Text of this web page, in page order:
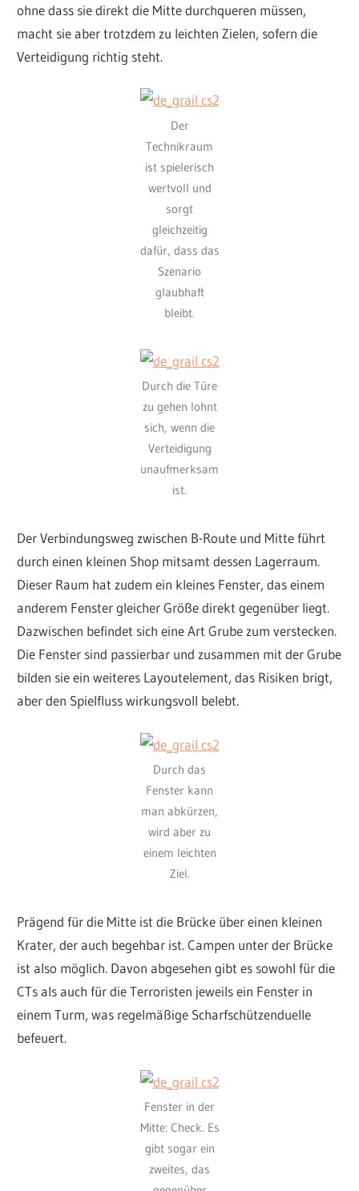
ohne dass sie direkt die Mitte durchqueren müssen,
macht sie aber trotzdem zu leichten Zielen, sofern die
Verteidigung richtig steht.
Der
Technikraum
ist spielerisch
wertvoll und
sorgt
gleichzeitig
dafür, dass das
Szenario
glaubhaft
bleibt.
Durch die Türe
zu gehen lohnt
sich, wenn die
Verteidigung
unaufmerksam
ist.
Der Verbindungsweg zwischen B-Route und Mitte führt
durch einen kleinen Shop mitsamt dessen Lagerraum.
Dieser Raum hat zudem ein kleines Fenster, das einem
anderem Fenster gleicher Größe direkt gegenüber liegt.
Dazwischen befindet sich eine Art Grube zum verstecken.
Die Fenster sind passierbar und zusammen mit der Grube
bilden sie ein weiteres Layoutelement, das Risiken brigt,
aber den Spielfluss wirkungsvoll belebt.
Durch das
Fenster kann
man abkürzen,
wird aber zu
einem leichten
Ziel.
Prägend für die Mitte ist die Brücke über einen kleinen
Krater, der auch begehbar ist. Campen unter der Brücke
ist also möglich. Davon abgesehen gibt es sowohl für die
CTs als auch für die Terroristen jeweils ein Fenster in
einem Turm, was regelmäßige Scharfschützenduelle
befeuert.
Fenster in der
Mitte: Check. Es
gibt sogar ein
zweites, das